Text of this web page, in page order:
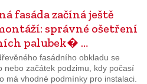
fasáda začíná ještě
správné ošetření
palubek� …
fasádního obkladu se
nebo začátek podzimu, kdy počasí
má vhodné podmínky pro instalaci.